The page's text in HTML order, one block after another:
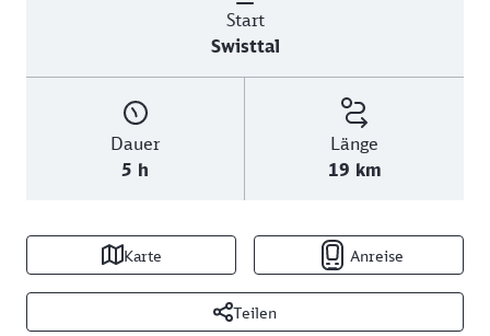
Start
Swisttal
Dauer
5 h
Länge
19 km
Karte Anreise
Teilen